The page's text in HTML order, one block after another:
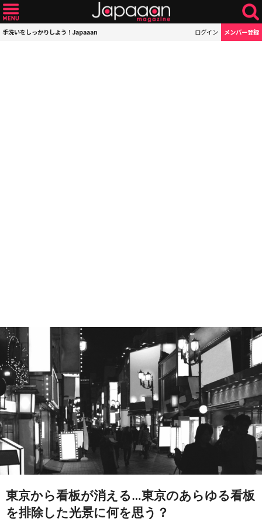
手洗いをしっかりしよう！Japaaan ログイン メンバー登録
東京から看板が消える…東京のあらゆる看板
を排除した光景に何を思う？